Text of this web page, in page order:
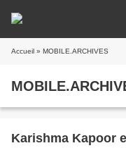
Accueil » MOBILE.ARCHIVES
Karishma Kapoor